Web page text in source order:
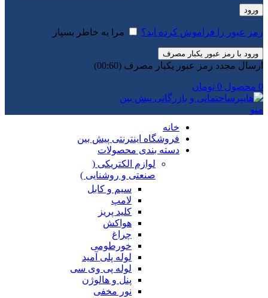
ورود
رمز عبور را فراموش کرده اید؟ مرا به خاطر بسپار
ورود با رمز عبور یکبار مصرف
ارسال مجدد رمز عبور یکبار مصرف (00:
60
)
0 محصول 0 تومان
منو
خانه
فروشگاه اینترنتی پیش بین
دسته بندی محصولات
لوازم الکتریکی (
صنعتی و روشنایی )
سیم و کابل
لامپ
کلید پریز
هواکش
چراغ
خورطومی
لوله پلی آمید
لوله پی وی سی
پنل و هالوژن
نور مخفی